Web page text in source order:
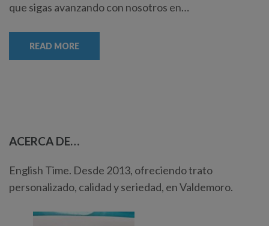
que sigas avanzando con nosotros en…
READ MORE
ACERCA DE…
English Time. Desde 2013, ofreciendo trato
personalizado, calidad y seriedad, en Valdemoro.